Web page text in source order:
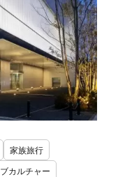
家族旅行
カルチャー